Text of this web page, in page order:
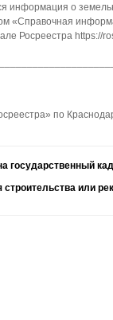
информация о
«Справочная
Росреестра https://
по
государственный
или